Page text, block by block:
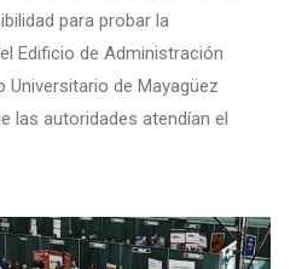
para probar la
Edificio de Administración
Universitario de Mayagüez
las autoridades atendían el